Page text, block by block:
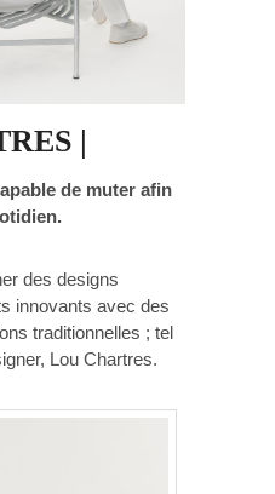
|
de muter afin
des designs
innovants avec des
traditionnelles ; tel
Lou Chartres.